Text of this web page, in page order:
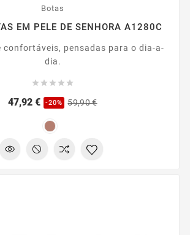
Botas
EM PELE DE SENHORA A1280C
confortáveis, pensadas para o dia-a-
dia.
    
47,92 € -20% 59,90 €Preço
Preço